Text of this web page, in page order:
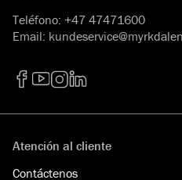
Teléfono: +47 47471600
Email:
Atención al cliente
Contáctenos